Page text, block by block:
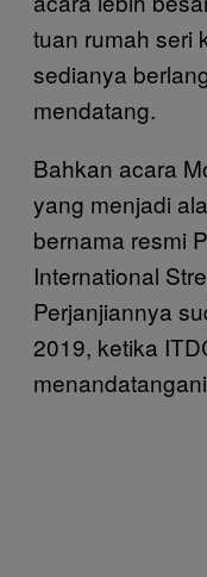
tuan rumah seri
sedianya
mendatang.
Bahkan acara
yang menjadi
bernama resmi
International
Perjanjiannya
2019, ketika
menandatangani